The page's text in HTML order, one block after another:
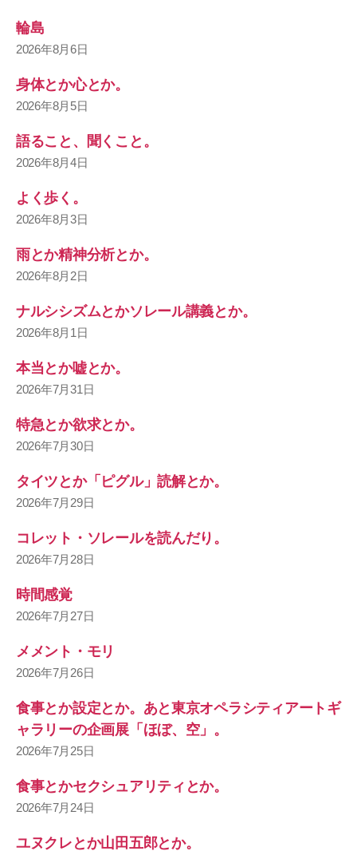
輪島
2026年8月6日
身体とか心とか。
2026年8月5日
語ること、聞くこと。
2026年8月4日
よく歩く。
2026年8月3日
雨とか精神分析とか。
2026年8月2日
ナルシシズムとかソレール講義とか。
2026年8月1日
本当とか嘘とか。
2026年7月31日
特急とか欲求とか。
2026年7月30日
タイツとか「ピグル」読解とか。
2026年7月29日
コレット・ソレールを読んだり。
2026年7月28日
時間感覚
2026年7月27日
メメント・モリ
2026年7月26日
食事とか設定とか。あと東京オペラシティアートギ
ャラリーの企画展「ほぼ、空」。
2026年7月25日
食事とかセクシュアリティとか。
2026年7月24日
ユヌクレとか山田五郎とか。